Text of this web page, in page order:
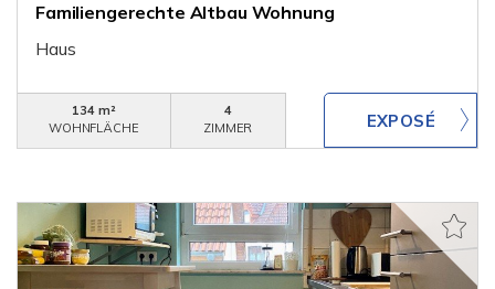
Familiengerechte Altbau Wohnung
Haus
134 m²
WOHNFLÄCHE
4
ZIMMER